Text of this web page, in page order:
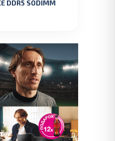
DDR5 SODIMM
4800MT/s